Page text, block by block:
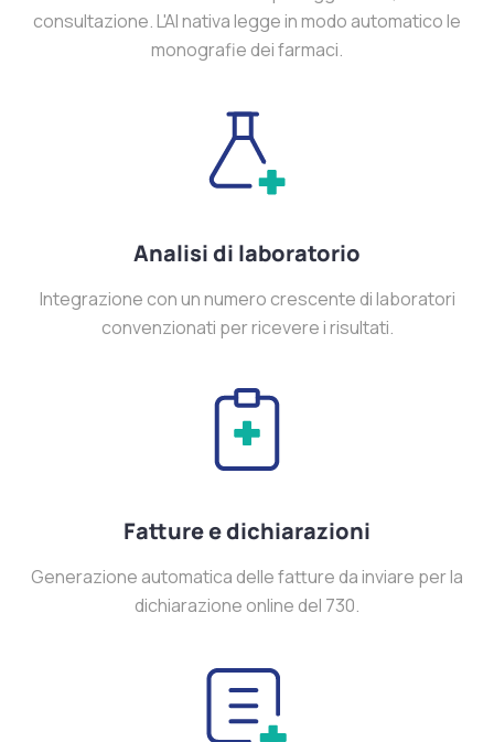
consultazione. L'AI nativa legge in modo automatico le
monografie dei farmaci.
Analisi di laboratorio
Integrazione con un numero crescente di laboratori
convenzionati per ricevere i risultati.
Fatture e dichiarazioni
Generazione automatica delle fatture da inviare per la
dichiarazione online del 730.